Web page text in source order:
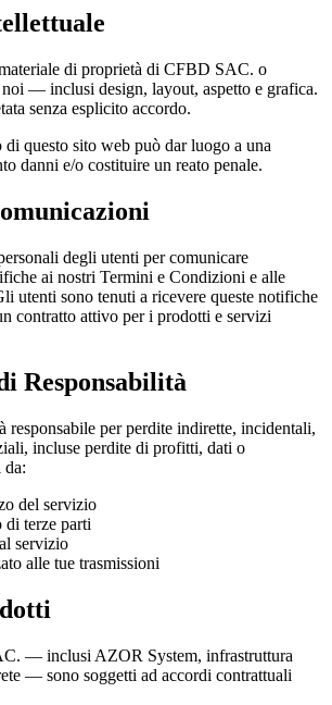
di proprietà di CFBD SAC. o
noi — inclusi design, layout, aspetto e grafica.
senza esplicito accordo.
questo sito web può dar luogo a una
danni e/o costituire un reato penale.
degli utenti per comunicare
ai nostri Termini e Condizioni e alle
utenti sono tenuti a ricevere queste notifiche
contratto attivo per i prodotti e servizi
Responsabilità
responsabile per perdite indirette, incidentali,
incluse perdite di profitti, dati o
da:
del servizio
di terze parti
servizio
alle tue trasmissioni
— inclusi AZOR System, infrastruttura
— sono soggetti ad accordi contrattuali